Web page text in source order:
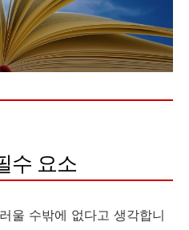
수 요소
울 수밖에 없다고 생각합니